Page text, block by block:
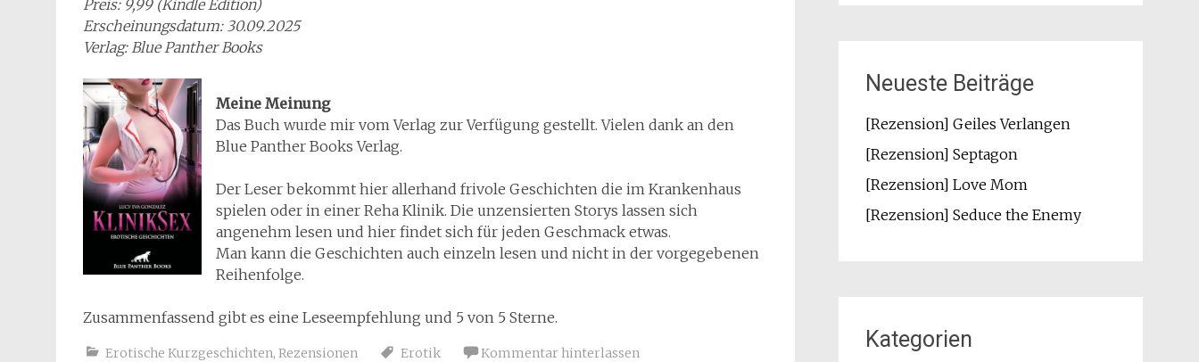
Preis: 9,99 (Kindle Edition)
Erscheinungsdatum: 30.09.2025
Verlag: Blue Panther Books
Meine Meinung
Das Buch wurde mir vom Verlag zur Verfügung gestellt. Vielen dank an den
Blue Panther Books Verlag.
Der Leser bekommt hier allerhand frivole Geschichten die im Krankenhaus
spielen oder in einer Reha Klinik. Die unzensierten Storys lassen sich
angenehm lesen und hier findet sich für jeden Geschmack etwas.
Man kann die Geschichten auch einzeln lesen und nicht in der vorgegebenen
Reihenfolge.
Zusammenfassend gibt es eine Leseempfehlung und 5 von 5 Sterne.
Erotische Kurzgeschichten, Rezensionen Erotik Kommentar hinterlassen
Neueste Beiträge
[Rezension] Geiles Verlangen
[Rezension] Septagon
[Rezension] Love Mom
[Rezension] Seduce the Enemy
Kategorien